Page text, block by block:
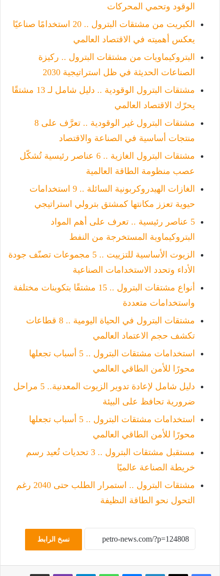
الوقود وتحمي المحركات
الكبريت من مشتقات البترول .. 20 استخدامًا صناعيًا
يعكس أهميته في الاقتصاد العالمي
البتروكيماويات من مشتقات البترول .. ركيزة
الصناعات الحديثة في ظل استراتيجية 2030
مشتقات البترول الوقودية .. دليل شامل لـ 13 مشتقًا
يحرّك الاقتصاد العالمي
مشتقات البترول غير الوقودية .. تعرَّف على 8
منتجات أساسية في الصناعة والاقتصاد
مشتقات البترول الغازية .. 6 عناصر رئيسية تُشكّل
عصب منظومة الطاقة العالمية
الغازات الهيدروكربونية السائلة .. 9 استخدامات
حيوية تعزز مكانتها كمشتق بترولي استراتيجي
5 عناصر رئيسية .. تعرف على أهم المواد
البتروكيماوية المستخرجة من النفط
الزيوت الأساسية للتزييت .. 5 مجموعات تصنّف جودة
الأداء وتحدد الاستخدامات الصناعية
أنواع مشتقات البترول .. 15 مشتقًا بتكوينات مختلفة
واستخدامات متعددة
مشتقات البترول في الحياة اليومية .. 8 قطاعات
تكشف حجم الاعتماد العالمي
استخدامات مشتقات البترول .. 5 أسباب تجعلها
محورًا للأمن الطاقي العالمي
دليل شامل لإعادة تدوير الزيوت المعدنية.. 5 مراحل
ضرورية تحافظ على البيئة
استخدامات مشتقات البترول .. 5 أسباب تجعلها
محورًا للأمن الطاقي العالمي
مستقبل مشتقات البترول .. 3 تحديات تُعيد رسم
خريطة الصناعة عالميًا
مشتقات البترول .. استمرار الطلب حتى 2040 رغم
التحول نحو الطاقة النظيفة
نسخ الرابط
لينكدإن ماسنجر واتساب تيلقرام ڤايبر مشاركة عبر البريد